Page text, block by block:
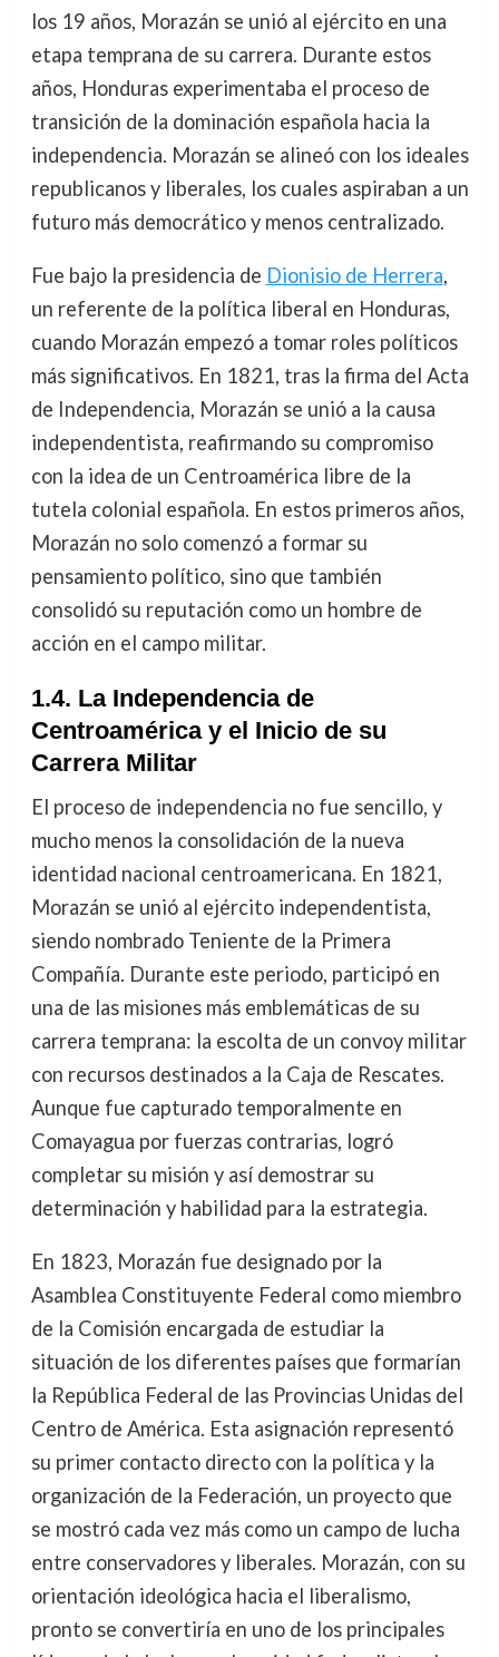
los 19 años, Morazán se unió al ejército en una
etapa temprana de su carrera. Durante estos
años, Honduras experimentaba el proceso de
transición de la dominación española hacia la
independencia. Morazán se alineó con los ideales
republicanos y liberales, los cuales aspiraban a un
futuro más democrático y menos centralizado.
Fue bajo la presidencia de Dionisio de Herrera,
un referente de la política liberal en Honduras,
cuando Morazán empezó a tomar roles políticos
más significativos. En 1821, tras la firma del Acta
de Independencia, Morazán se unió a la causa
independentista, reafirmando su compromiso
con la idea de un Centroamérica libre de la
tutela colonial española. En estos primeros años,
Morazán no solo comenzó a formar su
pensamiento político, sino que también
consolidó su reputación como un hombre de
acción en el campo militar.
1.4. La Independencia de
Centroamérica y el Inicio de su
Carrera Militar
El proceso de independencia no fue sencillo, y
mucho menos la consolidación de la nueva
identidad nacional centroamericana. En 1821,
Morazán se unió al ejército independentista,
siendo nombrado Teniente de la Primera
Compañía. Durante este periodo, participó en
una de las misiones más emblemáticas de su
carrera temprana: la escolta de un convoy militar
con recursos destinados a la Caja de Rescates.
Aunque fue capturado temporalmente en
Comayagua por fuerzas contrarias, logró
completar su misión y así demostrar su
determinación y habilidad para la estrategia.
En 1823, Morazán fue designado por la
Asamblea Constituyente Federal como miembro
de la Comisión encargada de estudiar la
situación de los diferentes países que formarían
la República Federal de las Provincias Unidas del
Centro de América. Esta asignación representó
su primer contacto directo con la política y la
organización de la Federación, un proyecto que
se mostró cada vez más como un campo de lucha
entre conservadores y liberales. Morazán, con su
orientación ideológica hacia el liberalismo,
pronto se convertiría en uno de los principales